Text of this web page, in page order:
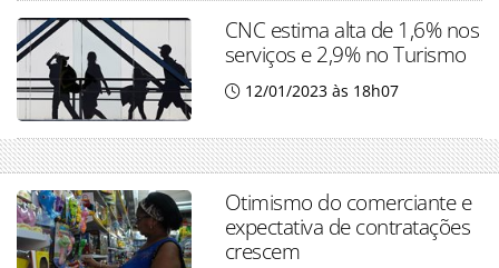
CNC estima alta de 1,6% nos
serviços e 2,9% no Turismo
12/01/2023 às 18h07
Otimismo do comerciante e
expectativa de contratações
crescem